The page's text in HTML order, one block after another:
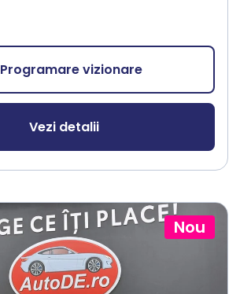
Programare vizionare
Vezi detalii
Nou